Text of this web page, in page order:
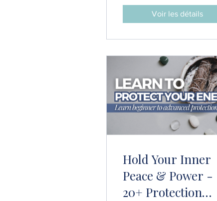
Voir les détails
Hold Your Inner
Peace & Power -
20+ Protection